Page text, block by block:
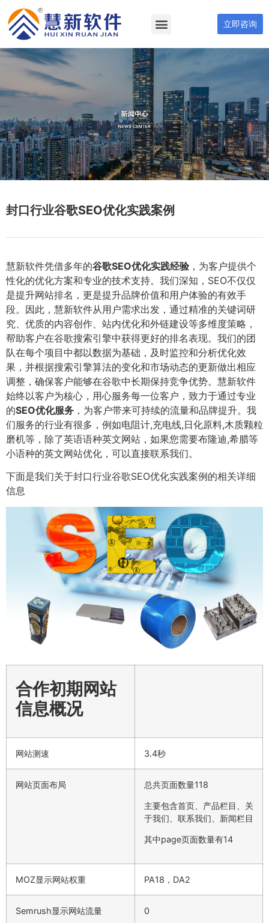
立即咨询
封口行业谷歌SEO优化实践案例
慧新软件凭借多年的谷歌SEO优化实践经验 ，为客户提供个
性化的优化方案和专业的技术支持。我们深知，SEO不仅仅
是提升网站排名，更是提升品牌价值和用户体验的有效手
段。因此，慧新软件从用户需求出发，通过精准的关键词研
究、优质的内容创作、站内优化和外链建设等多维度策略，
帮助客户在谷歌搜索引擎中获得更好的排名表现。我们的团
队在每个项目中都以数据为基础，及时监控和分析优化效
果，并根据搜索引擎算法的变化和市场动态的更新做出相应
调整，确保客户能够在谷歌中长期保持竞争优势。慧新软件
始终以客户为核心，用心服务每一位客户，致力于通过专业
的SEO优化服务 ，为客户带来可持续的流量和品牌提升。我
们服务的行业有很多，例如电阻计,充电线,日化原料,木质颗粒
磨机等，除了英语语种英文网站，如果您需要布隆迪,希腊等
小语种的英文网站优化，可以直接联系我们。
下面是我们关于封口行业谷歌SEO优化实践案例的相关详细
信息
合作初期网站
信息概况
网站测速 3.4秒
网站页面布局 总共页面数量118
主要包含首页、产品栏目、关
于我们、联系我们、新闻栏目
其中page页面数量有14
MOZ显示网站权重 PA18，DA2
Semrush显示网站流量 0